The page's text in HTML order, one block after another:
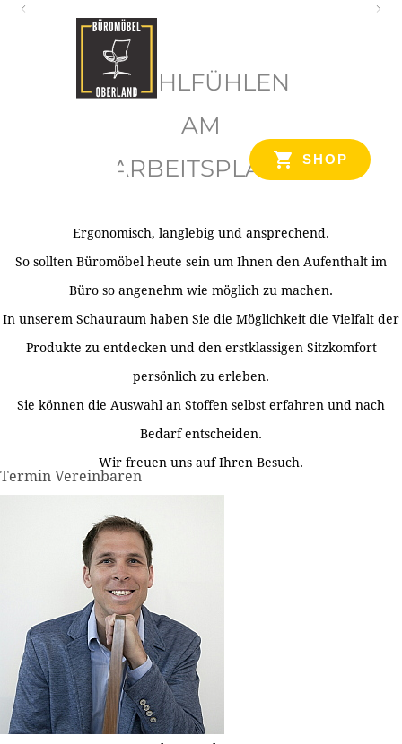
SHOP
WOHLFÜHLEN
AM
ARBEITSPLATZ
Ergonomisch, langlebig und ansprechend.
So sollten Büromöbel heute sein um Ihnen den Aufenthalt im
Büro so angenehm wie möglich zu machen.
In unserem Schauraum haben Sie die Möglichkeit die Vielfalt der
Produkte zu entdecken und den erstklassigen Sitzkomfort
persönlich zu erleben.
Sie können die Auswahl an Stoffen selbst erfahren und nach
Bedarf entscheiden.
Wir freuen uns auf Ihren Besuch.
Termin Vereinbaren